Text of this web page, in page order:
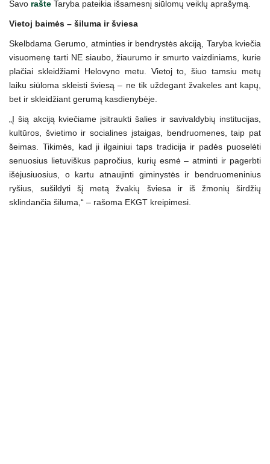
Savo rašte Taryba pateikia išsamesnį siūlomų veiklų aprašymą.
Vietoj baimės – šiluma ir šviesa
Skelbdama Gerumo, atminties ir bendrystės akciją, Taryba kviečia
visuomenę tarti NE siaubo, žiaurumo ir smurto vaizdiniams, kurie
plačiai skleidžiami Helovyno metu. Vietoj to, šiuo tamsiu metų
laiku siūloma skleisti šviesą – ne tik uždegant žvakeles ant kapų,
bet ir skleidžiant gerumą kasdienybėje.
„Į šią akciją kviečiame įsitraukti šalies ir savivaldybių institucijas,
kultūros, švietimo ir socialines įstaigas, bendruomenes, taip pat
šeimas. Tikimės, kad ji ilgainiui taps tradicija ir padės puoselėti
senuosius lietuviškus papročius, kurių esmė – atminti ir pagerbti
išėjusiuosius, o kartu atnaujinti giminystės ir bendruomeninius
ryšius, sušildyti šį metą žvakių šviesa ir iš žmonių širdžių
sklindančia šiluma,“ – rašoma EKGT kreipimesi.